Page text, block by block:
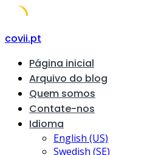
Skip
content
covii.pt
Página inicial
Arquivo do blog
Quem somos
Contate-nos
Idioma
English (US)
Swedish (SE)